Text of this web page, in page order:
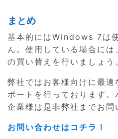
まとめ
基本的にはWindows 7は
ん。使用している場合に
の買い替えを行いましょう
弊社ではお客様向けに最
ポートを行っております
企業様は是非弊社までお問
お問い合わせはコチラ！